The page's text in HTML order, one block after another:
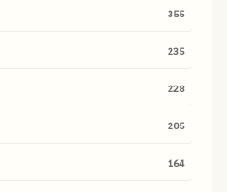
355
235
228
205
164